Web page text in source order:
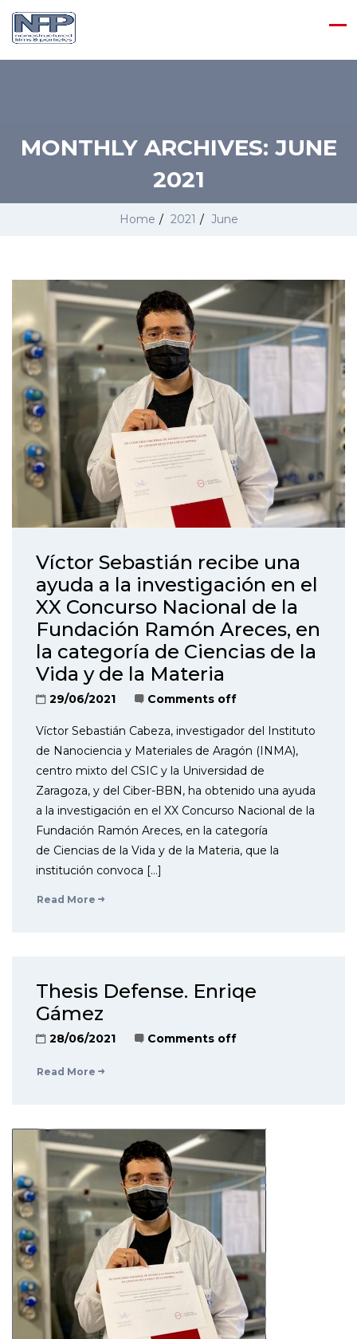
MONTHLY ARCHIVES: JUNE
2021
Home / 2021 / June
Víctor Sebastián recibe una
ayuda a la investigación en el
XX Concurso Nacional de la
Fundación Ramón Areces, en
la categoría de Ciencias de la
Vida y de la Materia
29/06/2021 Comments off
Víctor Sebastián Cabeza, investigador del Instituto
de Nanociencia y Materiales de Aragón (INMA),
centro mixto del CSIC y la Universidad de
Zaragoza, y del Ciber-BBN, ha obtenido una ayuda
a la investigación en el XX Concurso Nacional de la
Fundación Ramón Areces, en la categoría
de Ciencias de la Vida y de la Materia, que la
institución convoca […]
Read More
Thesis Defense. Enriqe
Gámez
28/06/2021 Comments off
Read More